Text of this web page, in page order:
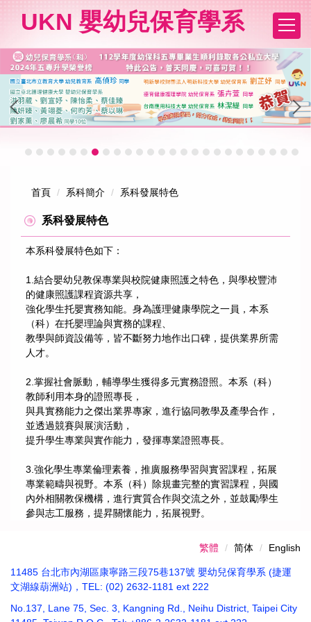
要
內
容
區
UKN 嬰幼兒保育學系
首頁 系科簡介 系科發展特色
系科發展特色
本系科發展特色如下：
1.結合嬰幼兒教保專業與校院健康照護之特色，與學校豐沛
的健康照護課程資源共享，
強化學生托嬰實務知能。身為護理健康學院之一員，本系
（科）在托嬰理論與實務的課程、
教學與師資設備等，皆不斷努力地作出口碑，提供業界所需
人才。
2.掌握社會脈動，輔導學生獲得多元實務證照。本系（科）
教師利用本身的證照專長，
與具實務能力之傑出業界專家，進行協同教學及產學合作，
並透過競賽與展演活動，
提升學生專業與實作能力，發揮專業證照專長。
3.強化學生專業倫理素養，推廣服務學習與實習課程，拓展
專業範疇與視野。本系（科）除規畫完整的實習課程，與國
內外相關教保機構，進行實質合作與交流之外，並鼓勵學生
參與志工服務，提昇關懷能力，拓展視野。
繁體 简体 English
11485 台北市內湖區康寧路三段75巷137號 嬰幼兒保育學系 (捷運
文湖線葫洲站)，TEL: (02) 2632-1181 ext 222
No.137, Lane 75, Sec. 3, Kangning Rd., Neihu District, Taipei City